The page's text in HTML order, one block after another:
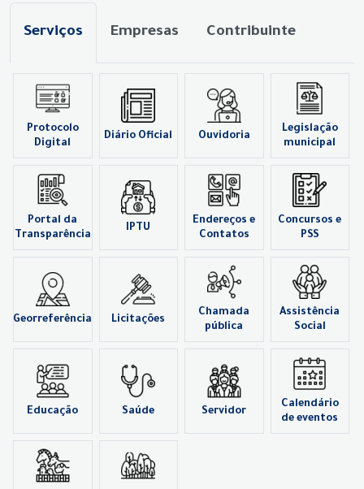
Serviços Empresas Contribuinte
Protocolo
Digital
Diário Oficial Ouvidoria
Legislação
municipal
Portal da
Transparência
IPTU
Endereços e
Contatos
Concursos e
PSS
Georreferência Licitações
Chamada
pública
Assistência
Social
Educação Saúde Servidor
Calendário
de eventos